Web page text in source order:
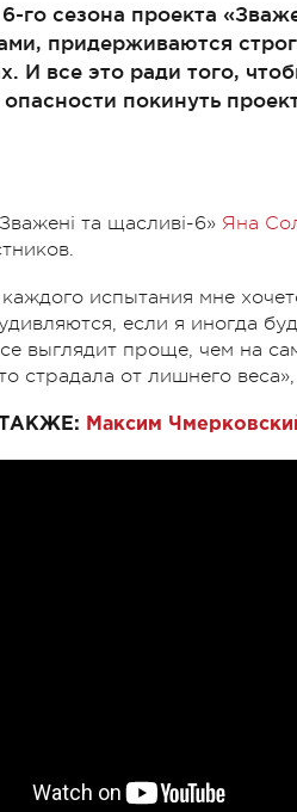
го сезона проекта
придерживаются
И все это ради того,
покинуть
та щасливі-6» Яна
испытания мне
если я иногда
выглядит проще, чем на
страдала от лишнего
Максим